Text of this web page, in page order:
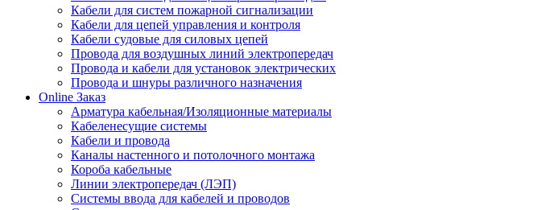
Кабели для систем пожарной сигнализации
Кабели для цепей управления и контроля
Кабели судовые для силовых цепей
Провода для воздушных линий электропередач
Провода и кабели для установок электрических
Провода и шнуры различного назначения
Online Заказ
Арматура кабельная/Изоляционные материалы
Кабеленесущие системы
Кабели и провода
Каналы настенного и потолочного монтажа
Короба кабельные
Линии электропередач (ЛЭП)
Системы ввода для кабелей и проводов